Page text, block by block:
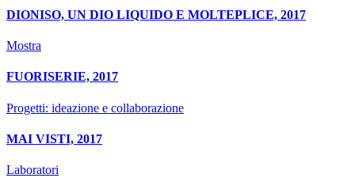
DIONISO, UN DIO LIQUIDO E MOLTEPLICE, 2017
Mostra
FUORISERIE, 2017
Progetti: ideazione e collaborazione
MAI VISTI, 2017
Laboratori